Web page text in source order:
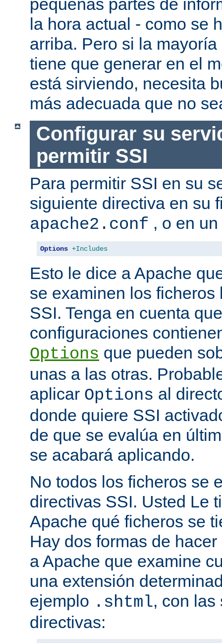
pequeñas partes de
la hora actual - como se
arriba. Pero si la
tiene que generar en el
está sirviendo, necesita
más adecuada que no
Configurar su
permitir SSI
Para permitir SSI en su
siguiente directiva en su
apache2.conf , o en
Options +Includes
Esto le dice a Apache
se examinen los
SSI. Tenga en cuenta
configuraciones
Options que pueden
unas a las otras.
aplicar Options al
donde quiere SSI
de que se evalúa en
se acabará aplicando.
No todos los ficheros se
directivas SSI. Usted Le
Apache qué ficheros se
Hay dos formas de
a Apache que examine
una extensión
ejemplo .shtml, con las
directivas: